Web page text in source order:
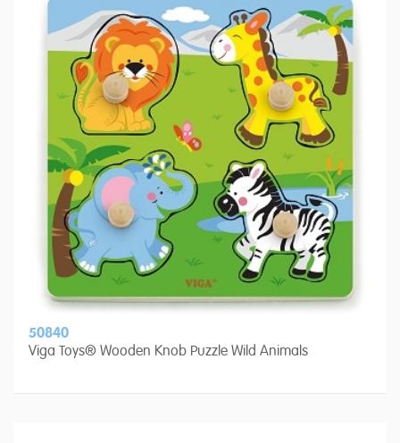
50840
Viga Toys® Wooden Knob Puzzle Wild Animals